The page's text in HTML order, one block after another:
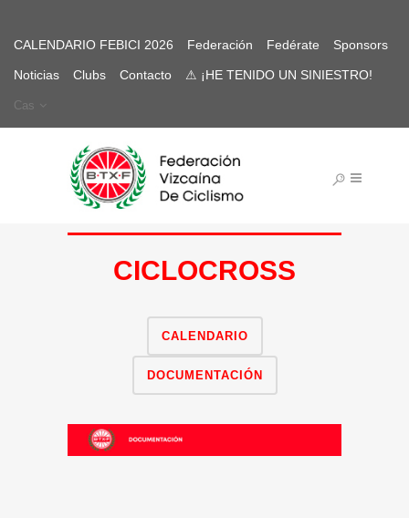
CALENDARIO FEBICI 2026 Federación Fedérate Sponsors
Noticias Clubs Contacto ⚠ ¡HE TENIDO UN SINIESTRO!
Cas
CICLOCROSS
CALENDARIO
DOCUMENTACIÓN